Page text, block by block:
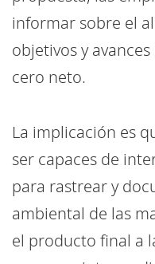
informar sobre el
objetivos y
cero neto.
La implicación es
ser capaces de
para rastrear y
ambiental de las
el producto final a